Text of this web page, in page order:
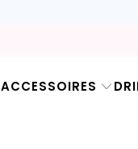
ACCESSOIRES